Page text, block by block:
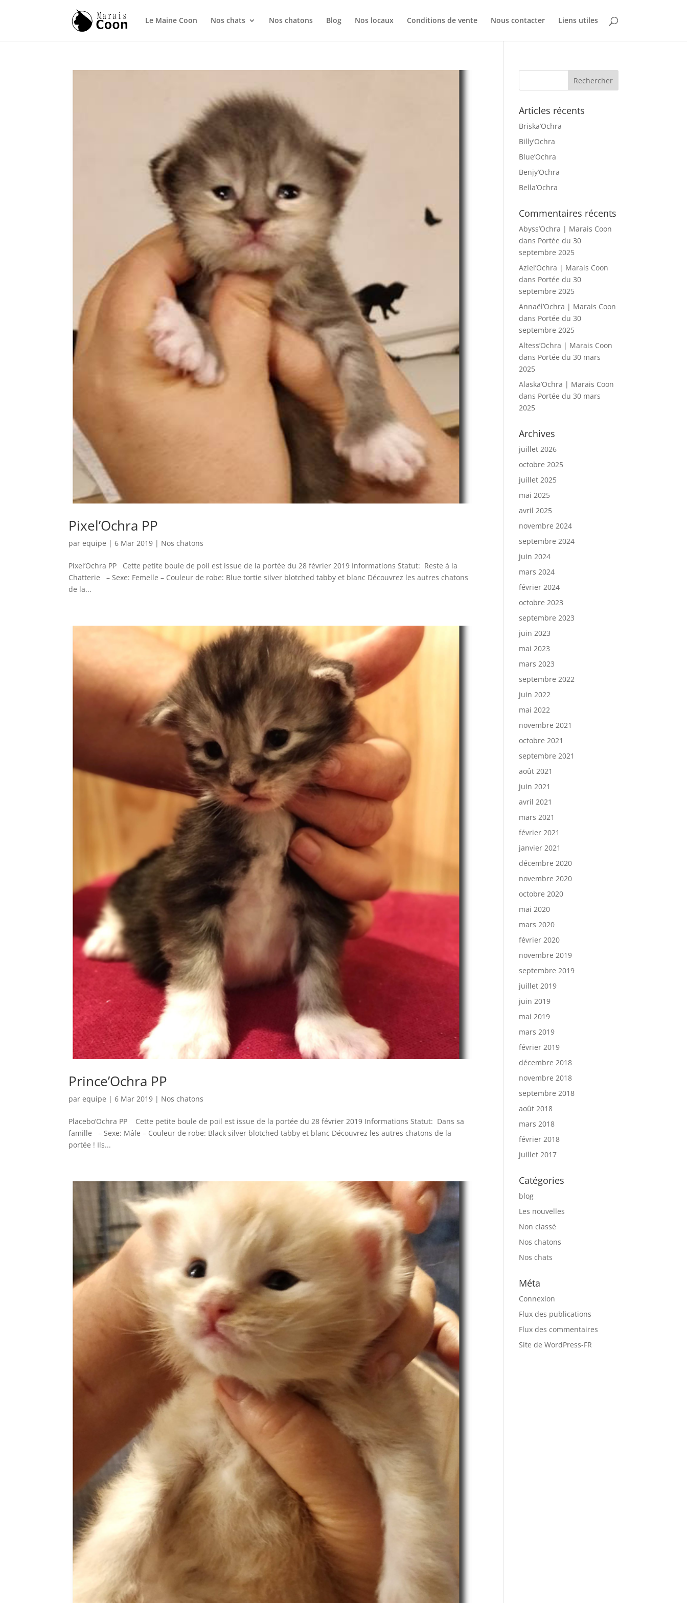
Le Maine Coon Nos chats Nos chatons Blog Nos locaux Conditions de vente Nous contacter Liens utiles
Pixel’Ochra PP
parequipe |6 Mar 2019 | Nos chatons
Pixel’Ochra PP Cette petite boule de poil est issue de la portée du 28 février 2019 Informations Statut: Reste à la
Chatterie – Sexe: Femelle – Couleur de robe: Blue tortie silver blotched tabby et blanc Découvrez les autres chatons
de la...
Prince’Ochra PP
parequipe |6 Mar 2019 | Nos chatons
Placebo’Ochra PP Cette petite boule de poil est issue de la portée du 28 février 2019 Informations Statut: Dans sa
famille – Sexe: Mâle – Couleur de robe: Black silver blotched tabby et blanc Découvrez les autres chatons de la
portée ! Ils...
Articles récents
Briska’Ochra
Billy’Ochra
Blue’Ochra
Benjy’Ochra
Bella’Ochra
Commentaires récents
Abyss’Ochra | Marais Coon
dans Portée du 30
septembre 2025
Aziel’Ochra | Marais Coon
dans Portée du 30
septembre 2025
Annaël’Ochra | Marais Coon
dans Portée du 30
septembre 2025
Altess’Ochra | Marais Coon
dans Portée du 30 mars
2025
Alaska’Ochra | Marais Coon
dans Portée du 30 mars
2025
Archives
juillet 2026
octobre 2025
juillet 2025
mai 2025
avril 2025
novembre 2024
septembre 2024
juin 2024
mars 2024
février 2024
octobre 2023
septembre 2023
juin 2023
mai 2023
mars 2023
septembre 2022
juin 2022
mai 2022
novembre 2021
octobre 2021
septembre 2021
août 2021
juin 2021
avril 2021
mars 2021
février 2021
janvier 2021
décembre 2020
novembre 2020
octobre 2020
mai 2020
mars 2020
février 2020
novembre 2019
septembre 2019
juillet 2019
juin 2019
mai 2019
mars 2019
février 2019
décembre 2018
novembre 2018
septembre 2018
août 2018
mars 2018
février 2018
juillet 2017
Catégories
blog
Les nouvelles
Non classé
Nos chatons
Nos chats
Méta
Connexion
Flux des publications
Flux des commentaires
Site de WordPress-FR